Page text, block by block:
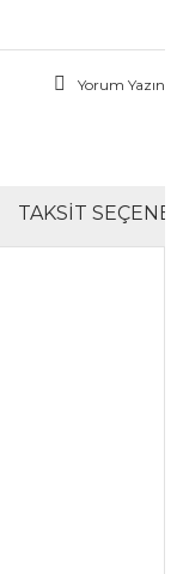
Yorum Yazın
TAKSIT